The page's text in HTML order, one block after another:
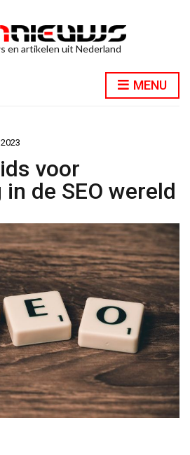
en artikelen uit Nederland
MENU
voor
de SEO wereld